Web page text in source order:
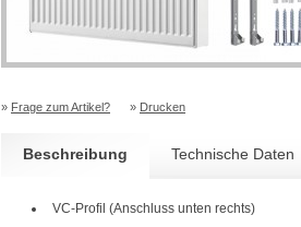
» Frage zum Artikel? » Drucken
Beschreibung Technische Daten
VC-Profil (Anschluss unten rechts)